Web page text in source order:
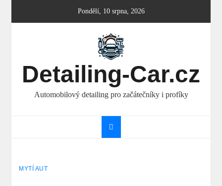
Pondělí, 10 srpna, 2026
Detailing-Car.cz
Automobilový detailing pro začátečníky i profíky
MYTÍ AUT